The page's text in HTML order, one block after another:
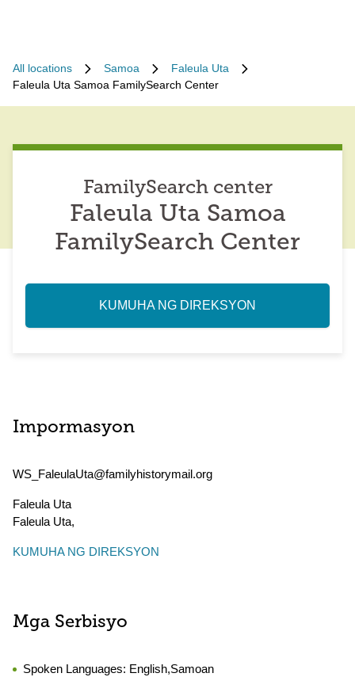
All locations Samoa
Faleula Uta
Faleula Uta Samoa FamilySearch Center
FamilySearch center
Faleula Uta Samoa
FamilySearch Center
KUMUHA NG DIREKSYON
Impormasyon
WS_FaleulaUta@familyhistorymail.org
Faleula Uta
Faleula Uta,
KUMUHA NG DIREKSYON
Mga Serbisyo
Spoken Languages: English,Samoan